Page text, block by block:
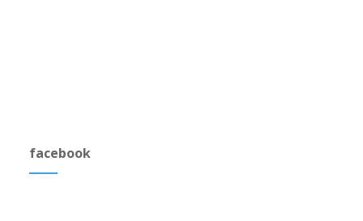
facebook